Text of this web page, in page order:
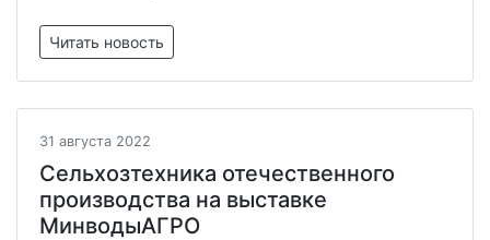
Читать новость
31 августа 2022
Сельхозтехника отечественного
производства на выставке
МинводыАГРО